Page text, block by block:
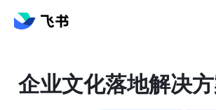
企业文化落地解决